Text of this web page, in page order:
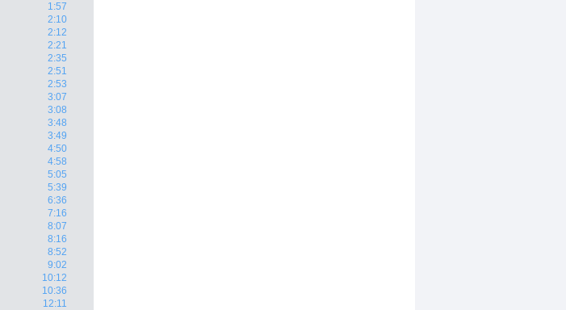
1:57
2:10
2:12
2:21
2:35
2:51
2:53
3:07
3:08
3:48
3:49
4:50
4:58
5:05
5:39
6:36
7:16
8:07
8:16
8:52
9:02
10:12
10:36
12:11